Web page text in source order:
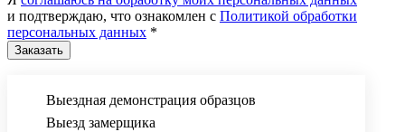
и подтверждаю, что ознакомлен с Политикой обработки
персональных данных *
Выездная демонстрация образцов
Выезд замерщика